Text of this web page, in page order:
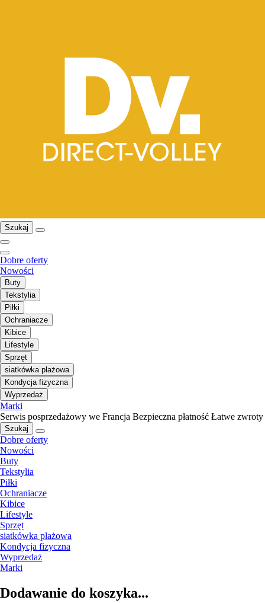
Szukaj
Dobre oferty
Nowości
Buty
Tekstylia
Piłki
Ochraniacze
Kibice
Lifestyle
Sprzęt
siatkówka plażowa
Kondycja fizyczna
Wyprzedaż
Marki
Serwis posprzedażowy we Francja Bezpieczna płatność Łatwe zwroty
Szukaj
Dobre oferty
Nowości
Buty
Tekstylia
Piłki
Ochraniacze
Kibice
Lifestyle
Sprzęt
siatkówka plażowa
Kondycja fizyczna
Wyprzedaż
Marki
Dodawanie do koszyka...